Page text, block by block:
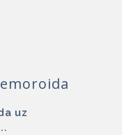
uz